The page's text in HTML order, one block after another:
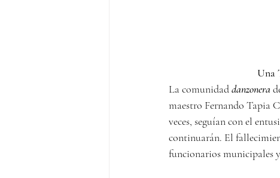
Una
La comunidad danzonera
maestro Fernando Tapia
veces, seguían con el
continuarán. El
funcionarios municipales